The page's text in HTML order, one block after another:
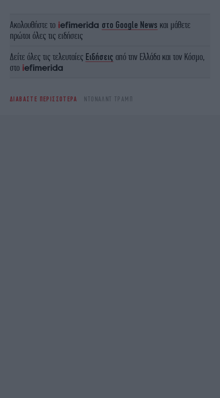
Ακολουθήστε το στο Google News και μάθετε
πρώτοι όλες τις ειδήσεις
Δείτε όλες τις τελευταίες Ειδήσεις από την Ελλάδα και τον Κόσμο,
στο
ΔΙΑΒΑΣΤΕ ΠΕΡΙΣΣΟΤΕΡΑ ΝΤΌΝΑΛΝΤ ΤΡΑΜΠ